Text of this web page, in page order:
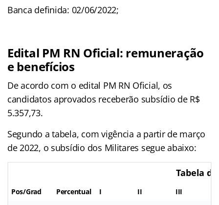
Banca definida: 02/06/2022;
Edital PM RN Oficial: remuneração
e benefícios
De acordo com o edital PM RN Oficial, os
candidatos aprovados receberão subsídio de R$
5.357,73.
Segundo a tabela, com vigência a partir de março
de 2022, o subsídio dos Militares segue abaixo:
Tabela
Pos/Grad Percentual I II III